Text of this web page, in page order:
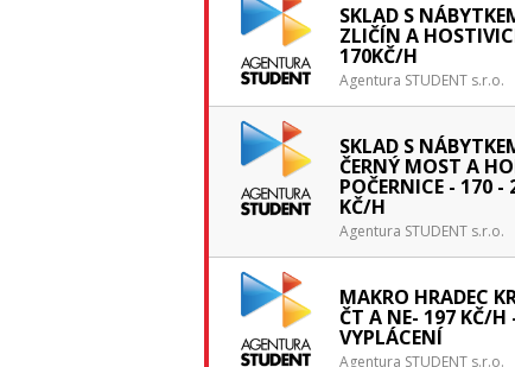
SKLAD S
ZLIČÍN A
170KČ/H
Agentura STUDENT s.r.o.
SKLAD S
ČERNÝ MOST A
POČERNICE - 170 -
KČ/H
Agentura STUDENT s.r.o.
MAKRO HRADEC
ČT A NE- 197 KČ/H
VYPLÁCENÍ
Agentura STUDENT s.r.o.